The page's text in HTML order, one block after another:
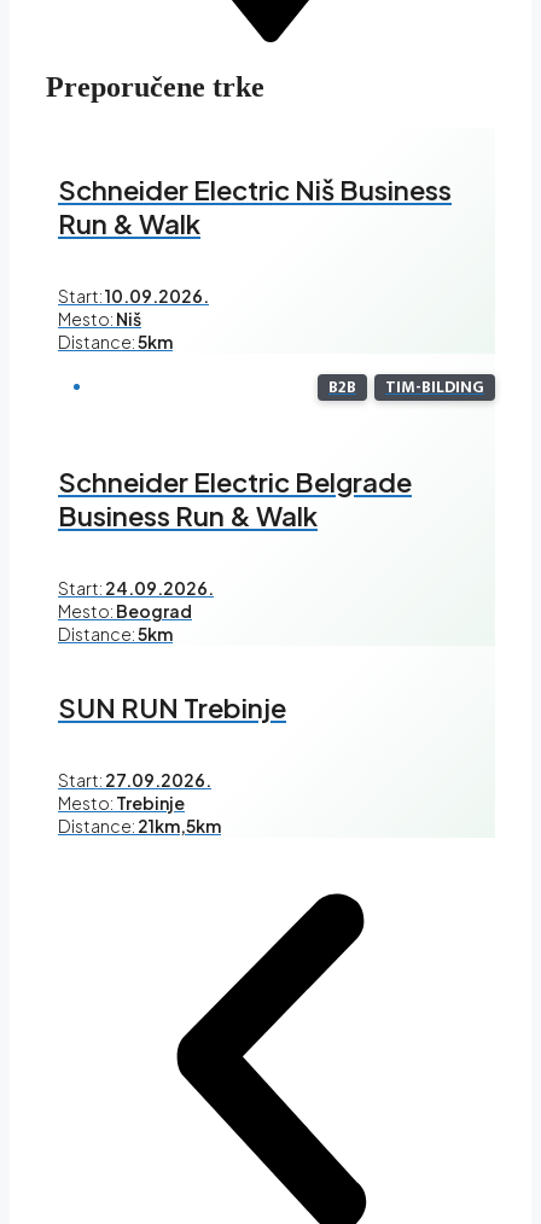
Preporučene trke
Schneider Electric Niš Business
Run & Walk
Start:10.09.2026.
Mesto: Niš
Distance:5km
B2B TIM-BILDING
Schneider Electric Belgrade
Business Run & Walk
Start: 24.09.2026.
Mesto: Beograd
Distance:5km
SUN RUN Trebinje
Start: 27.09.2026.
Mesto: Trebinje
Distance: 21km,5km